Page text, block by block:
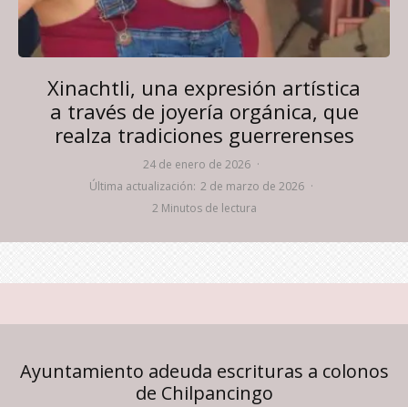
Xinachtli, una expresión artística
a través de joyería orgánica, que
realza tradiciones guerrerenses
24 de enero de 2026 ·
Última actualización: 2 de marzo de 2026 ·
2 Minutos de lectura
Ayuntamiento adeuda escrituras a colonos
de Chilpancingo